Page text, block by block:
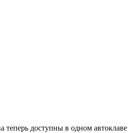
теперь доступны в одном автоклаве